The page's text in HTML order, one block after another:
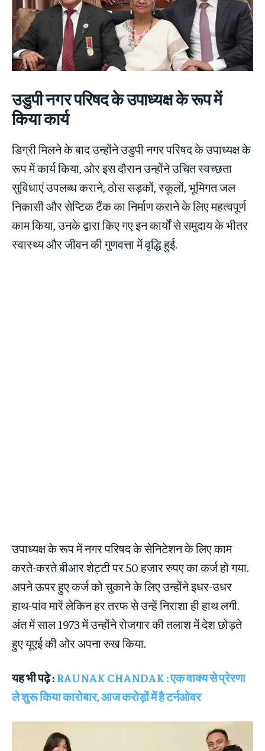
उडुपी नगर परिषद के उपाध्यक्ष के रूप में
कियाकार्य
डिग्री मिलने के बाद उन्होंने उडुपी नगर परिषद के उपाध्यक्ष के
रूप में कार्य किया, ओर इस दौरान उन्होंने उचित स्वच्छता
सुविधाएं उपलब्ध कराने, ठोस सड़कों, स्कूलों, भूमिगत जल
निकासी और सेप्टिक टैंक का निर्माण कराने के लिए महत्वपूर्ण
काम किया, उनके द्वारा किए गए इन कार्यों से समुदाय के भीतर
स्वास्थ्य और जीवन की गुणवत्ता में वृद्धि हुई.
उपाध्यक्ष के रूप में नगर परिषद के सेनिटेशन के लिए काम
करते-करते बीआर शेट्टी पर 50 हजार रुपए का कर्ज हो गया.
अपने ऊपर हुए कर्ज को चुकाने के लिए उन्होंने इधर-उधर
हाथ-पांव मारें लेकिन हर तरफ से उन्हें निराशा ही हाथ लगी.
अंत में साल 1973 में उन्होंने रोजगार की तलाश में देश छोड़ते
हुए यूएई की ओर अपना रुख किया.
यह भी पढ़े :RAUNAK CHANDAK : एक वाक्य से प्रेरणा
ले शुरू किया कारोबार, आज करोड़ों में है टर्नओवर